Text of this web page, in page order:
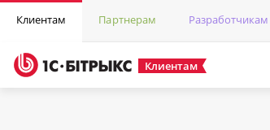
Клиентам Партнерам Разработчикам
Клиентам